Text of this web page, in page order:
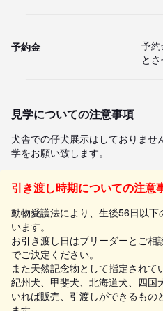
予約金
予
と
見学についての注意事項
犬舎での仔犬展示はしておりませ
学をお願い致します。
引き渡し時期についての注意
動物愛護法により、生後56日以
います。
お引き渡し日はブリーダーとご
でご決定ください。
また天然記念物として指定されて
紀州犬、甲斐犬、北海道犬、四国
いれば販売、引渡しができるも